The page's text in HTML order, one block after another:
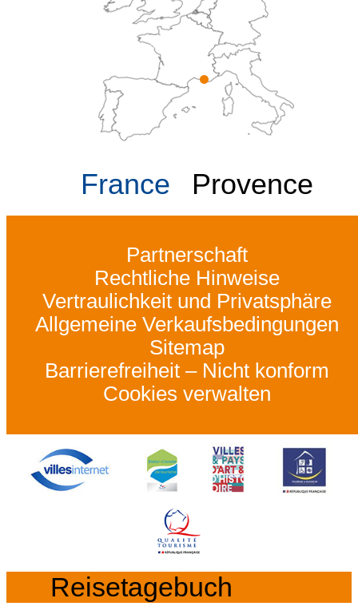
France Provence
Partnerschaft
Rechtliche Hinweise
Vertraulichkeit und Privatsphäre
Allgemeine Verkaufsbedingungen
Sitemap
Barrierefreiheit – Nicht konform
Cookies verwalten
Reisetagebuch